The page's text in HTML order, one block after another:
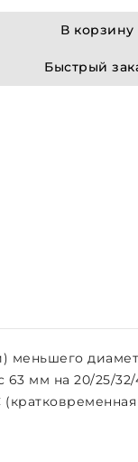
В корзину
Быстрый
63 мм на 20/25/